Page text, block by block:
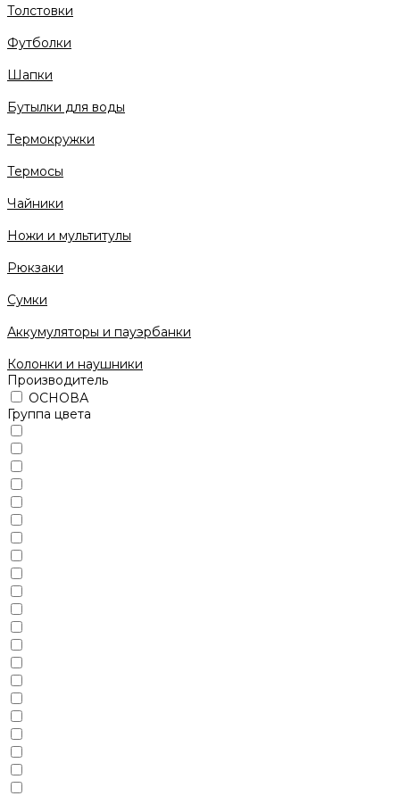
Толстовки
Футболки
Шапки
Бутылки для воды
Термокружки
Термосы
Чайники
Ножи и мультитулы
Рюкзаки
Сумки
Аккумуляторы и пауэрбанки
Колонки и наушники
Производитель
ОСНОВА
Группа цвета